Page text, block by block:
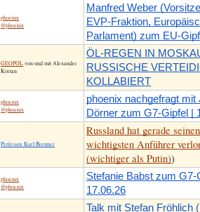
phoenix
@phoenix
Manfred Weber
EVP-Fraktion,
Parlament) zum EU-
GEOPOL von und mit Alexander
Kortan
ÖL-REGEN IN
RUSSISCHE
KOLLABIERT
phoenix
@phoenix
phoenix nachgefragt mit
Dörner zum G7-Gipfel |
Professor Karl Brenner
Russland hat gerade seinen
wichtigsten Anführer
(wichtiger als Putin))
phoenix
@phoenix
Stefanie Babst zum G7-
17.06.26
Talk mit Stefan Fröhlich